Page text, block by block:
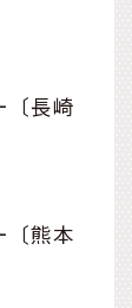
〔長崎
〔熊本